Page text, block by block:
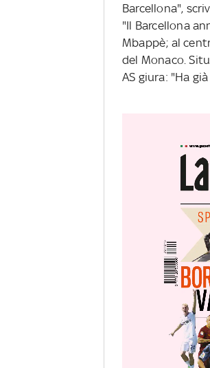
Barcellona",
"Il Barcellona
Mbappè; al
del Monaco.
AS giura: "Ha